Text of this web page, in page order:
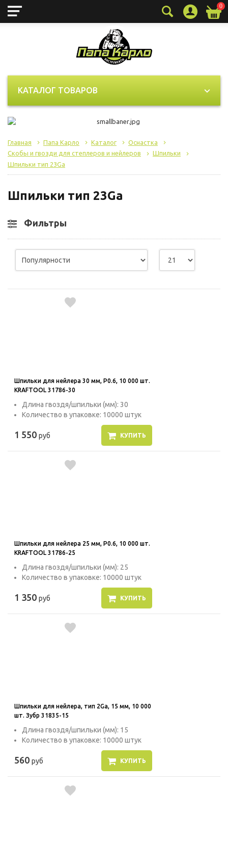
0
КАТАЛОГ ТОВАРОВ
Главная Папа Карло Каталог
Оснастка
Скобы и гвозди для степлеров и нейлеров
Шпильки
Шпильки тип 23Ga
Шпильки тип 23Ga
Фильтры
Шпильки для нейлера 30 мм, P0.6, 10 000 шт.
KRAFTOOL 31786-30
Длина гвоздя/шпильки (мм): 30
Количество в упаковке: 10000 штук
1 550 руб КУПИТЬ
Шпильки для нейлера 25 мм, P0.6, 10 000 шт.
KRAFTOOL 31786-25
Длина гвоздя/шпильки (мм): 25
Количество в упаковке: 10000 штук
1 350 руб КУПИТЬ
Шпильки для нейлера, тип 2Ga, 15 мм, 10 000
шт. Зубр 31835-15
Длина гвоздя/шпильки (мм): 15
Количество в упаковке: 10000 штук
560 руб КУПИТЬ